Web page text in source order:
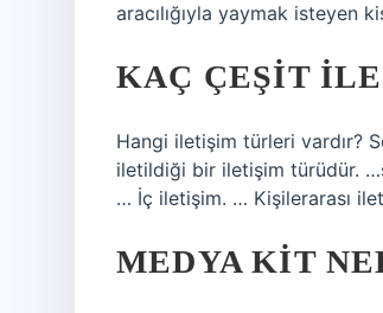
aracılığıyla yaymak isteyen
KAÇ ÇEŞIT
Hangi iletişim türleri vardır?
iletildiği bir iletişim türüdür.
… İç iletişim. … Kişilerarası
MEDYA KIT